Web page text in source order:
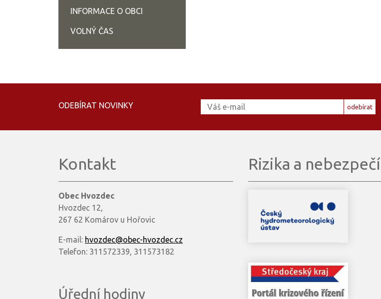
INFORMACE O OBCI
VOLNÝ ČAS
ODEBÍRAT NOVINKY odebírat
Kontakt
Obec Hvozdec
Hvozdec 12,
267 62 Komárov u Hořovic
E-mail: hvozdec@obec-hvozdec.cz
Telefon: 311572339, 311573182
Úřední hodiny
Rizika a nebezpečí